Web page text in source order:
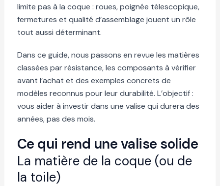
limite pas à la coque : roues, poignée télescopique,
fermetures et qualité d’assemblage jouent un rôle
tout aussi déterminant.
Dans ce guide, nous passons en revue les matières
classées par résistance, les composants à vérifier
avant l’achat et des exemples concrets de
modèles reconnus pour leur durabilité. L’objectif :
vous aider à investir dans une valise qui durera des
années, pas des mois.
Ce qui rend une valise solide
La matière de la coque (ou de
la toile)